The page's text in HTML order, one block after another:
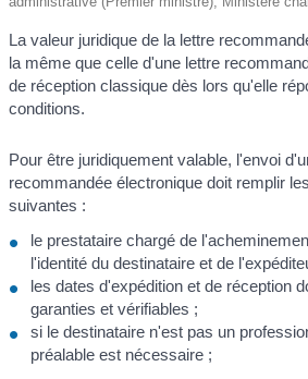
La valeur juridique de la lettre
la même que celle d'une lettre
de réception classique dès lors qu'elle
conditions.
Pour être juridiquement valable, l'envoi
recommandée électronique doit remplir
suivantes :
le prestataire chargé de
l'identité du destinataire et de
les dates d'expédition et de réception
garanties et vérifiables ;
si le destinataire n'est pas un
préalable est nécessaire ;